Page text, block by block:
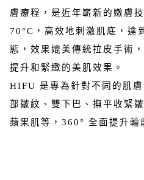
膚療程，是近年嶄新的嫩膚
70°C，高效地刺激肌底，達
態，效果媲美傳統拉皮手術
提升和緊緻的美肌效果。
HIFU 是專為針對不同的肌
部皺紋、雙下巴、撫平收緊
蘋果肌等，360° 全面提升輪